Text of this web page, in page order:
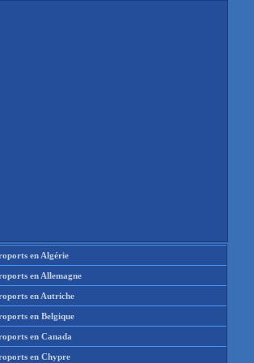
en Algérie
en Allemagne
en Autriche
en Belgique
en Canada
en Chypre